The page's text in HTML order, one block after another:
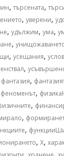
,търсената,
,уверени,
,удължим,ума,
,
,усещания,
,
фантазия,
феноменът,
,
,
,
,Х,
, ,